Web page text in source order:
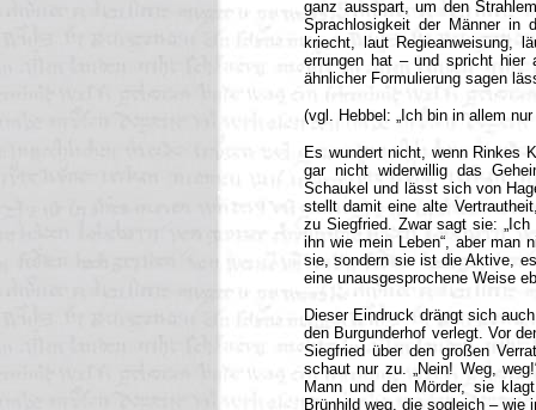
ganz ausspart, um den
Sprachlosigkeit der Männer in
kriecht, laut Regieanweisung,
errungen hat – und spricht hier
ähnlicher Formulierung sagen
(vgl. Hebbel: „Ich bin in allem
Es wundert nicht, wenn Rinkes
gar nicht widerwillig das
Schaukel und lässt sich von
stellt damit eine alte
zu Siegfried. Zwar sagt sie:
ihn wie mein Leben“, aber man
sie, sondern sie ist die Aktive,
eine unausgesprochene Weise
Dieser Eindruck drängt sich
den Burgunderhof verlegt. Vor
Siegfried über den großen
schaut nur zu. „Nein! Weg,
Mann und den Mörder, sie
Brünhild weg, die sogleich – wie